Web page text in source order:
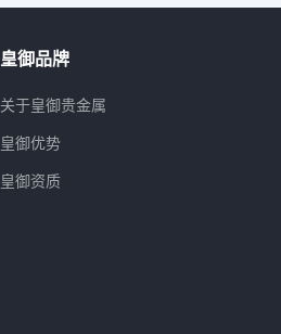
皇御品牌
关于皇御贵金属
皇御优势
皇御资质